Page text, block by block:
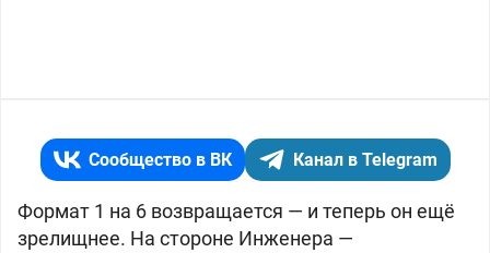
Сообщество в ВК Канал в Telegram
Формат 1 на 6 возвращается — и теперь он ещё
зрелищнее. На стороне Инженера —